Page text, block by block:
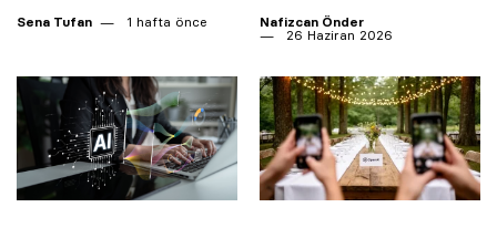
Sena Tufan 1 hafta önce
Nafizcan Önder
26 Haziran 2026